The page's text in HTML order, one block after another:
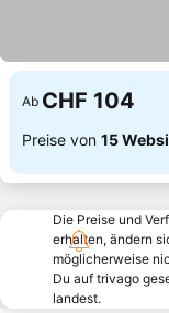
Ab CHF 104
Preise von 15
Die Preise und
erhalten, ändern
möglicherweise
Du auf trivago
landest.